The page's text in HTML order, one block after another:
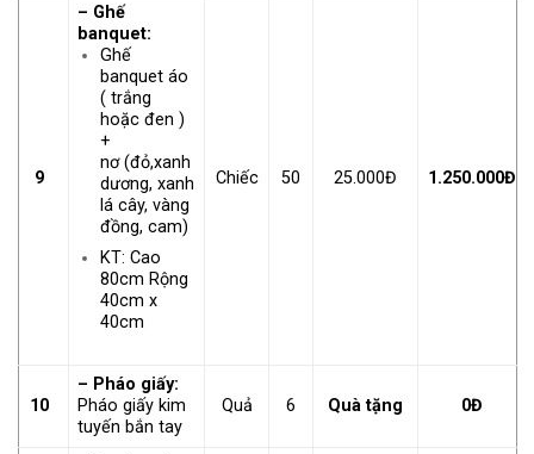
9
– Ghế
banquet:
Ghế
banquet áo
( trắng
hoặc đen )
+
nơ (đỏ,xanh
dương, xanh
lá cây, vàng
đồng, cam)
KT: Cao
80cm Rộng
40cm x
40cm
Chiếc 50 25.000Đ 1.250.000Đ
10
– Pháo giấy:
Pháo giấy kim
tuyến bắn tay
Quả 6 Quà tặng 0Đ